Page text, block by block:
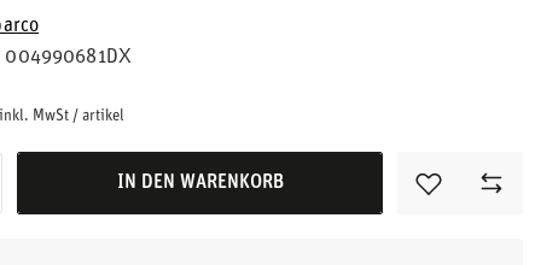
004990681DX
inkl. MwSt /artikel
IN DEN WARENKORB